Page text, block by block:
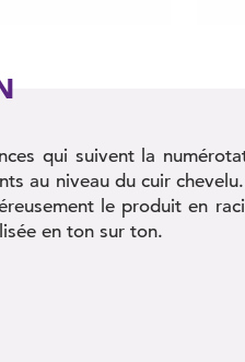
qui suivent la
au niveau du cuir
le produit en
en ton sur ton.